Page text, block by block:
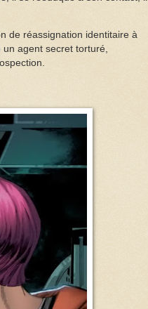
de réassignation identitaire à
agent secret torturé,